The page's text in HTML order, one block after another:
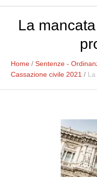
La
Home /Sentenze -
Cassazione civile 2021 /